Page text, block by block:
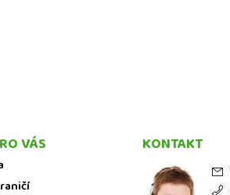
VÁS KONTAKT